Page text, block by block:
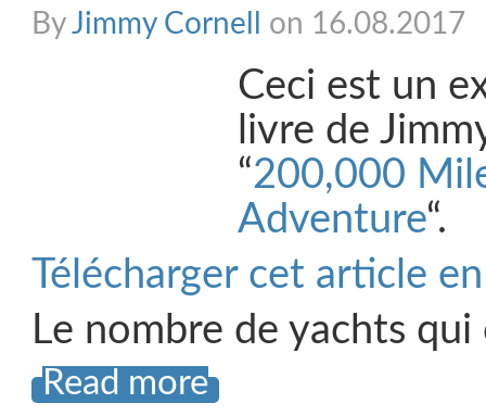
ByJimmy Cornell on 16.08.2017
Ceci est un
livre de
“200,000
Adventure“.
Télécharger cet article
Le nombre de yachts
Read more